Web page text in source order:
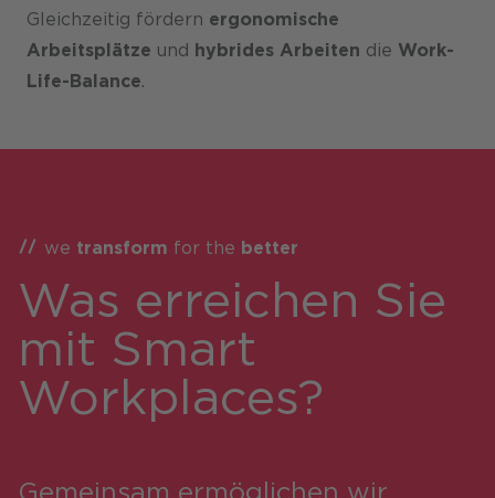
Gleichzeitig fördern ergonomische
Arbeitsplätze und hybrides Arbeiten die Work-
Life-Balance.
we transform for the better
​Was erreichen Sie
mit Smart
Workplaces?